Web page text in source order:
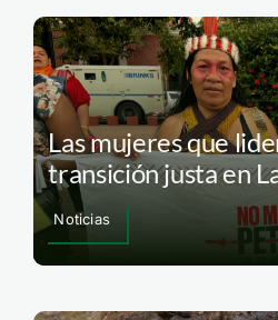
Las mujeres que
transición justa en
Noticias